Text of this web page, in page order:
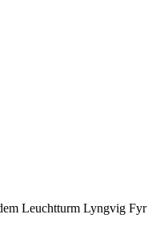
Leuchtturm Lyngvig